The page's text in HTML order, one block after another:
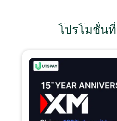
โปรโมชั่นที่